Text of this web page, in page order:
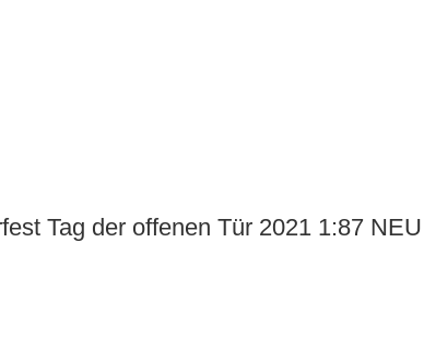
Tag der offenen Tür 2021 1:87